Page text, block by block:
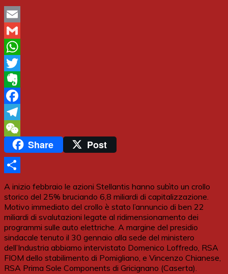
Email
Gmail
WhatsApp
Twitter
Evernote
Facebook
Telegram
WeChatShare Post
Share
A inizio febbraio le azioni Stellantis hanno subìto un crollo
storico del 25% bruciando 6,8 miliardi di capitalizzazione.
Motivo immediato del crollo è stato l’annuncio di ben 22
miliardi di svalutazioni legate al ridimensionamento dei
programmi sulle auto elettriche. A margine del presidio
sindacale tenuto il 30 gennaio alla sede del ministero
dell’Industria abbiamo intervistato Domenico Loffredo, RSA
FIOM dello stabilimento di Pomigliano, e Vincenzo Chianese,
RSA Prima Sole Components di Gricignano (Caserta).